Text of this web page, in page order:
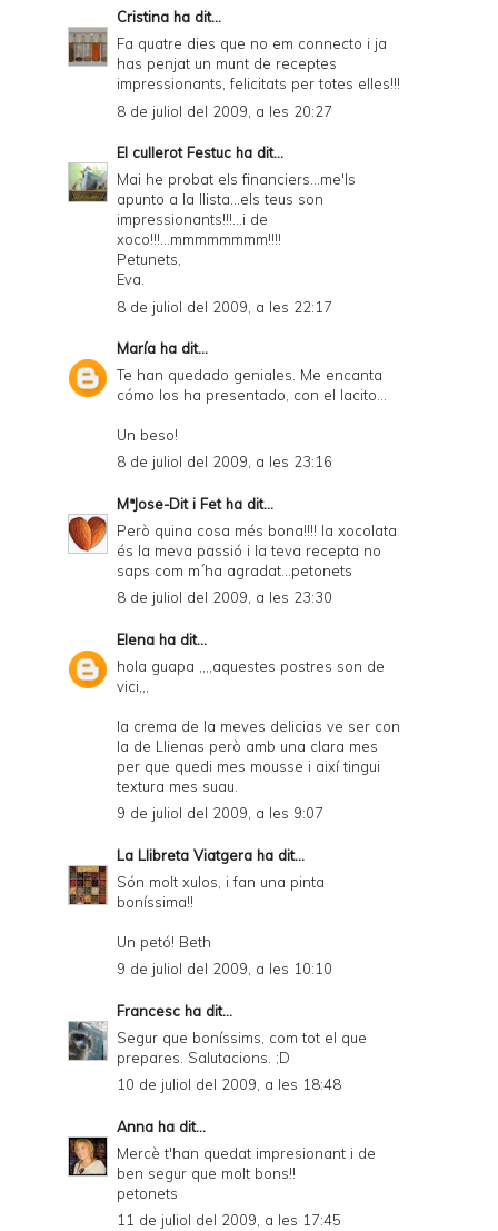
Cristina ha dit...
Fa quatre dies que no em connecto i ja
has penjat un munt de receptes
impressionants, felicitats per totes elles!!!
8 de juliol del 2009, a les 20:27
El cullerot Festuc ha dit...
Mai he probat els financiers...me'ls
apunto a la llista...els teus son
impressionants!!!...i de
xoco!!!...mmmmmmmm!!!!
Petunets,
Eva.
8 de juliol del 2009, a les 22:17
María ha dit...
Te han quedado geniales. Me encanta
cómo los ha presentado, con el lacito...
Un beso!
8 de juliol del 2009, a les 23:16
MªJose-Dit i Fetha dit...
Però quina cosa més bona!!!! la xocolata
és la meva passió i la teva recepta no
saps com m´ha agradat...petonets
8 de juliol del 2009, a les 23:30
Elena ha dit...
hola guapa ,,,,aquestes postres son de
vici,,,
la crema de la meves delicias ve ser con
la de Llienas però amb una clara mes
per que quedi mes mousse i així tingui
textura mes suau.
9 de juliol del 2009, a les 9:07
La Llibreta Viatgera ha dit...
Són molt xulos, i fan una pinta
boníssima!!
Un petó! Beth
9 de juliol del 2009, a les 10:10
Francesc ha dit...
Segur que boníssims, com tot el que
prepares. Salutacions. ;D
10 de juliol del 2009, a les 18:48
Anna ha dit...
Mercè t'han quedat impresionant i de
ben segur que molt bons!!
petonets
11 de juliol del 2009, a les 17:45